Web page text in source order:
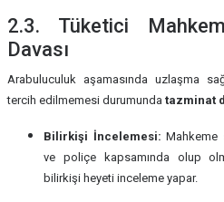
2.3. Tüketici
Davası
Arabuluculuk aşamasında uzlaşma
tercih edilmemesi durumunda tazminat
Bilirkişi İncelemesi: Mahkeme
ve poliçe kapsamında olup
bilirkişi heyeti inceleme yapar.